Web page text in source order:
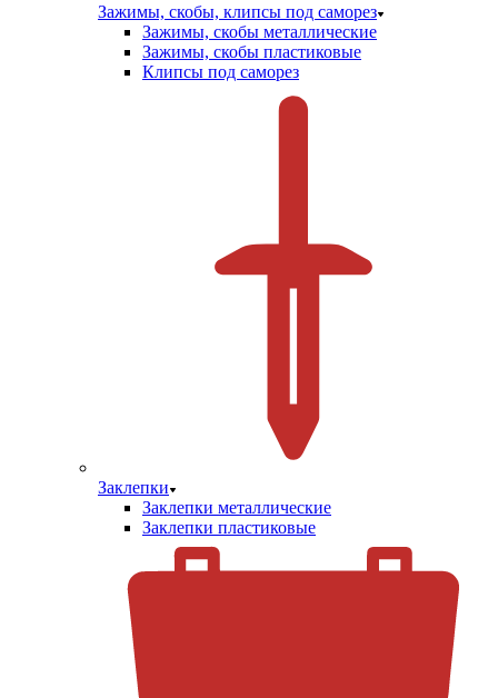
Зажимы, скобы, клипсы под саморез
Зажимы, скобы металлические
Зажимы, скобы пластиковые
Клипсы под саморез
Заклепки
Заклепки металлические
Заклепки пластиковые